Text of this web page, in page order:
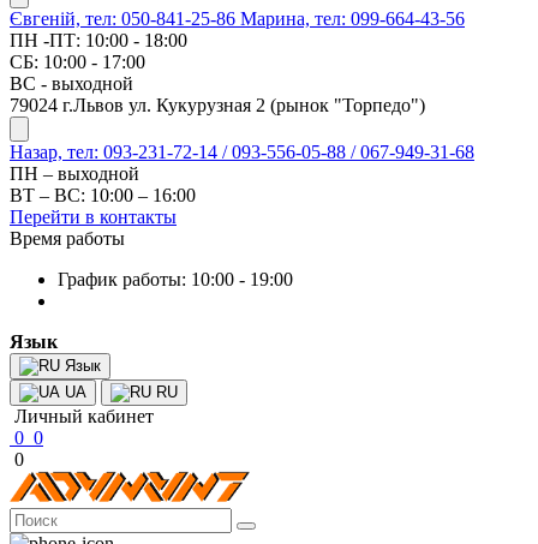
Євгеній, тел: 050-841-25-86 Марина, тел: 099-664-43-56
ПН -ПТ: 10:00 - 18:00
СБ: 10:00 - 17:00
ВС - выходной
79024 г.Львов ул. Кукурузная 2 (рынок "Торпедо")
Назар, тел: 093-231-72-14 / 093-556-05-88 / 067-949-31-68
ПН – выходной
ВТ – ВС: 10:00 – 16:00
Перейти в контакты
Время работы
График работы: 10:00 - 19:00
Язык
Язык
UA
RU
Личный кабинет
0 0
0